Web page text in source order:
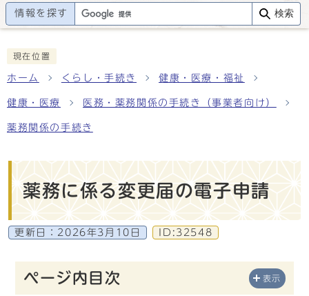
情報を探す 検索
現在位置
ホーム くらし・手続き 健康・医療・福祉
健康・医療 医務・薬務関係の手続き（事業者向け）
薬務関係の手続き
薬務に係る変更届の電子申請
更新日： 2026年3月10日 ID:32548
ページ内目次 表示